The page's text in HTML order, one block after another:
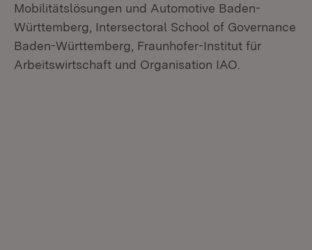
Mobilitätslösungen und Automotive Baden-
Württemberg, Intersectoral School of Governance
Baden-Württemberg, Fraunhofer-Institut für
Arbeitswirtschaft und Organisation IAO.